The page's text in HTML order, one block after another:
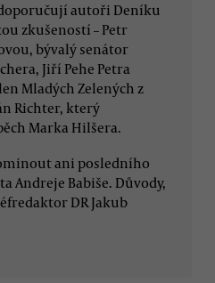
autoři Deníku
zkušeností – Petr
bývalý senátor
Jiří Pehe Petra
Mladých Zelených z
Richter, který
Marka Hilšera.
ani posledního
Andreje Babiše. Důvody,
DR Jakub